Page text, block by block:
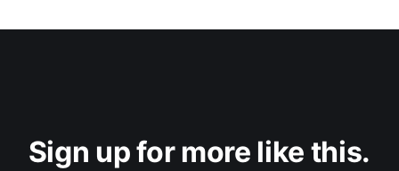
Sign up for more like this.